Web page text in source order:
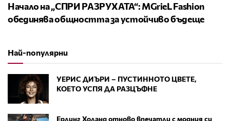
Начало на „СПРИ РАЗРУХАТА“: MGrieL Fashion
обединява общността за устойчиво бъдеще
Най-популярни
УЕРИС ДИЪРИ – ПУСТИННОТО ЦВЕТЕ,
КОЕТО УСПЯ ДА РАЗЦЪФНЕ
Ерлинг Холанд отново впечатли с модния си